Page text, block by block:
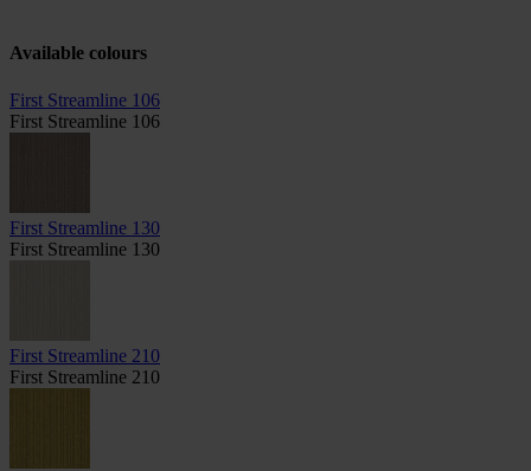
Available colours
First Streamline 106
First Streamline 106
First Streamline 130
First Streamline 130
First Streamline 210
First Streamline 210